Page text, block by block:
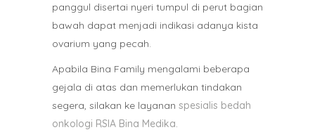
panggul disertai nyeri tumpul di perut bagian
bawah dapat menjadi indikasi adanya kista
ovarium yang pecah.
Apabila Bina Family mengalami beberapa
gejala di atas dan memerlukan tindakan
segera, silakan ke layanan spesialis bedah
onkologi RSIA Bina Medika.